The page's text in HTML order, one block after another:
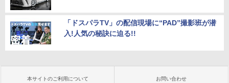
「ドスパラTV」の配信現場に“PAD”撮影班が潜
入!人気の秘訣に迫る!!
本サイトのご利用について お問い合わせ